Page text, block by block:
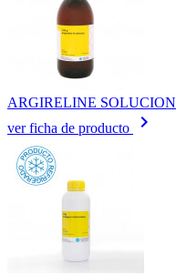
ARGIRELINE SOLUCION
ver ficha de producto
keyboard_arrow_right